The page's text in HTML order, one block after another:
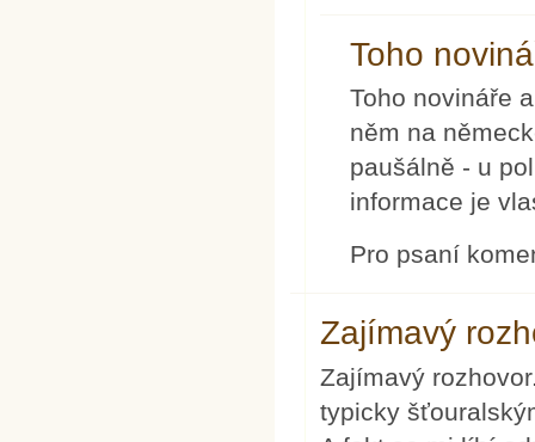
Toho
Toho novináře
něm na
paušálně - u
informace je
Pro psaní
Zajímavý
Zajímavý
typicky